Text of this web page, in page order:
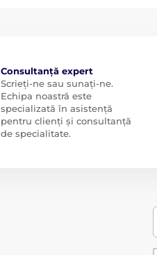
Consultanță expert
Scrieți-ne sau sunați-ne.
Echipa noastră este
specializată în asistență
pentru clienți și consultanță
de specialitate.